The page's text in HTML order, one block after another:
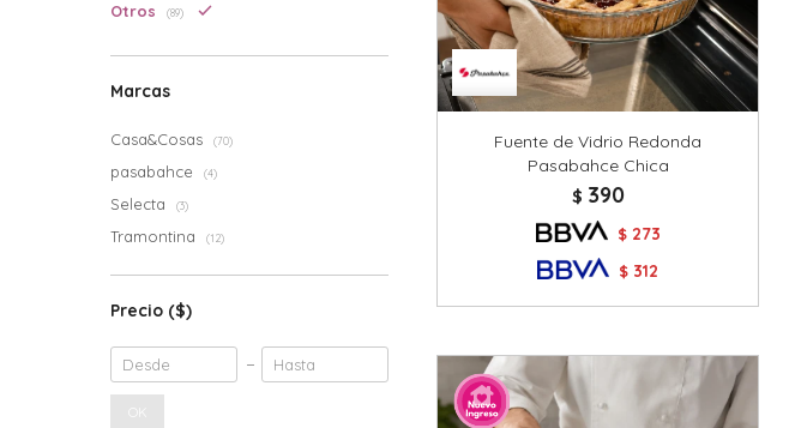
Fuente de Vidrio Redonda
Pasabahce Chica
$ 390
$ 273
$ 312
Otros (89)
Marcas
Casa&Cosas (70)
pasabahce (4)
Selecta (3)
Tramontina (12)
Precio ($)
OK